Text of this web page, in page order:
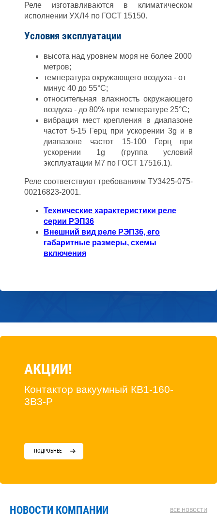
Реле изготавливаются в климатическом
исполнении УХЛ4 по ГОСТ 15150.
Условия эксплуатации
высота над уровнем моря не более 2000
метров;
температура окружающего воздуха - от
минус 40 до 55°С;
относительная влажность окружающего
воздуха - до 80% при температуре 25°С;
вибрация мест крепления в диапазоне
частот 5-15 Герц при ускорении 3g и в
диапазоне частот 15-100 Герц при
ускорении 1g (группа условий
эксплуатации М7 по ГОСТ 17516.1).
Реле соответствуют требованиям ТУ3425-075-
00216823-2001.
Технические характеристики реле
серии РЭП36
Внешний вид реле РЭП36, его
габаритные размеры, схемы
включения
АКЦИИ!
Контактор вакуумный КВ1-160-
3В3-Р
ПОДРОБНЕЕ
НОВОСТИ КОМПАНИИ ВСЕ НОВОСТИ